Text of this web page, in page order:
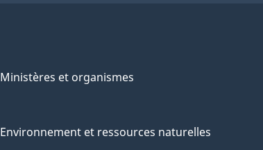
Ministères et organismes
Environnement et ressources naturelles